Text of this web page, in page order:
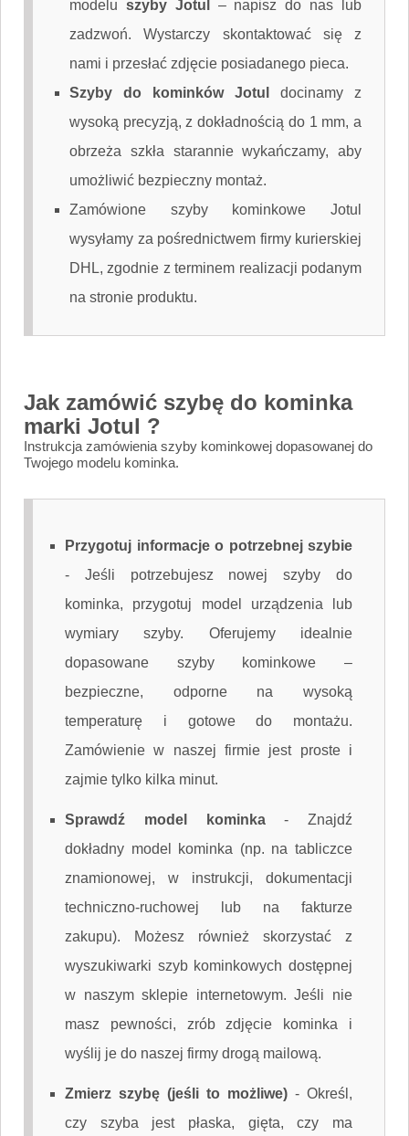
modelu szyby Jotul – napisz do nas lub
zadzwoń. Wystarczy skontaktować się z
nami i przesłać zdjęcie posiadanego pieca.
Szyby do kominków Jotul
docinamy z
wysoką precyzją, z dokładnością do 1 mm, a
obrzeża szkła starannie wykańczamy, aby
umożliwić bezpieczny montaż.
Zamówione szyby kominkowe Jotul
wysyłamy za pośrednictwem firmy kurierskiej
DHL, zgodnie z terminem realizacji podanym
na stronie produktu.
Jak zamówić szybę do kominka
marki Jotul ?
Instrukcja zamówienia szyby kominkowej dopasowanej do
Twojego modelu kominka.
Przygotuj informacje o potrzebnej szybie
- Jeśli potrzebujesz nowej szyby do
kominka, przygotuj model urządzenia lub
wymiary szyby. Oferujemy idealnie
dopasowane szyby kominkowe –
bezpieczne, odporne na wysoką
temperaturę i gotowe do montażu.
Zamówienie w naszej firmie jest proste i
zajmie tylko kilka minut.
Sprawdź model kominka- Znajdź
dokładny model kominka (np. na tabliczce
znamionowej, w instrukcji, dokumentacji
techniczno-ruchowej lub na fakturze
zakupu). Możesz również skorzystać z
wyszukiwarki szyb kominkowych dostępnej
w naszym sklepie internetowym. Jeśli nie
masz pewności, zrób zdjęcie kominka i
wyślij je do naszej firmy drogą mailową.
Zmierz szybę (jeśli to możliwe) - Określ,
czy szyba jest płaska, gięta, czy ma